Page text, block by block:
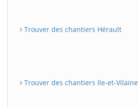
Trouver des chantiers Hérault
Trouver des chantiers Ile-et-Vilaine